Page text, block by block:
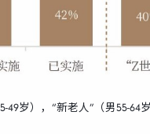
49岁），“新老人”（男55-